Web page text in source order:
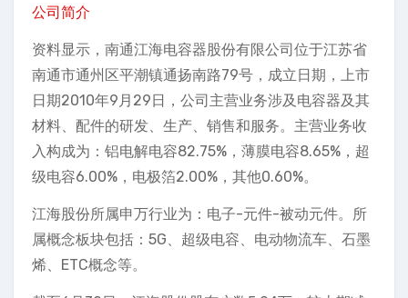
公司简介
资料显示，南通江海电容器股份有限公司位于江苏省
南通市通州区平潮镇通扬南路79号，成立日期，上市
日期2010年9月29日，公司主营业务涉及电容器及其
材料、配件的研发、生产、销售和服务。主营业务收
入构成为：铝电解电容82.75%，薄膜电容8.65%，超
级电容6.00%，电极箔2.00%，其他0.60%。
江海股份所属申万行业为：电子-元件-被动元件。所
属概念板块包括：5G、超级电容、电动物流车、石墨
烯、ETC概念等。